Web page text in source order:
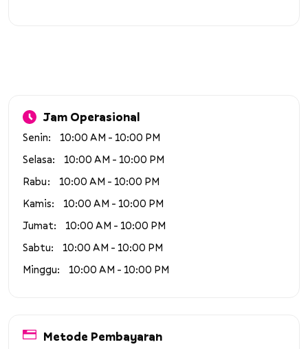
Jam Operasional
Senin
10:00 AM - 10:00 PM
Selasa
10:00 AM - 10:00 PM
Rabu
10:00 AM - 10:00 PM
Kamis
10:00 AM - 10:00 PM
Jumat
10:00 AM - 10:00 PM
Sabtu
10:00 AM - 10:00 PM
Minggu
10:00 AM - 10:00 PM
Metode Pembayaran